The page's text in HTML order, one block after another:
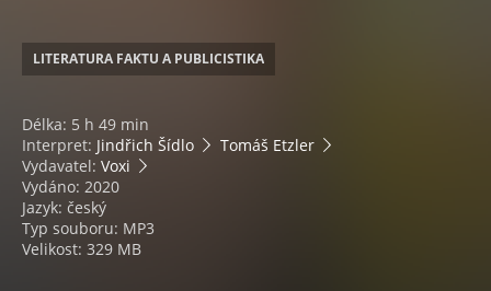
LITERATURA FAKTU A PUBLICISTIKA
Délka: 5 h 49 min
Interpret: Jindřich Šídlo
Tomáš Etzler
Vydavatel: Voxi
Vydáno: 2020
Jazyk: český
Typ souboru: MP3
Velikost: 329 MB